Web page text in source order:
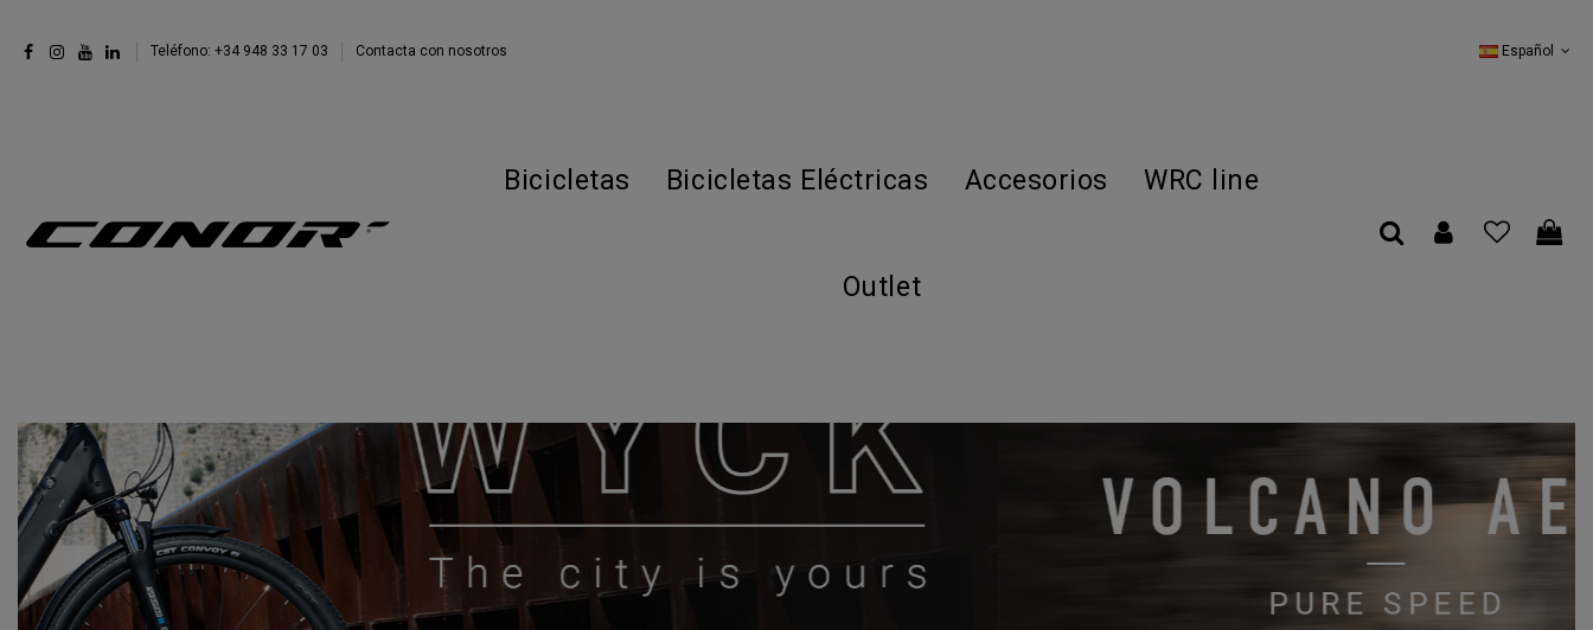
Teléfono: +34 948 33 17 03 Contacta con nosotros Español
Bicicletas Bicicletas Eléctricas Accesorios WRC line
Outlet